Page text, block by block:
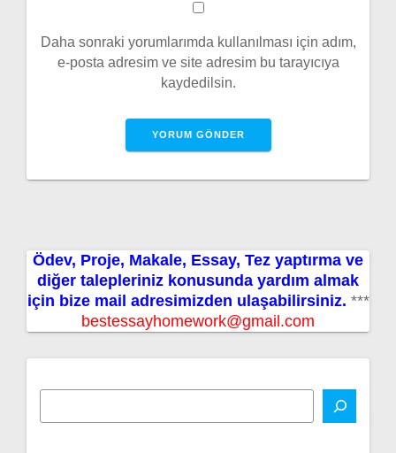
Daha sonraki yorumlarımda kullanılması için adım,
e-posta adresim ve site adresim bu tarayıcıya
kaydedilsin.
Ödev, Proje, Makale, Essay, Tez yaptırma ve
diğer talepleriniz konusunda yardım almak
için bize mail adresimizden ulaşabilirsiniz. ***
bestessayhomework@gmail.com